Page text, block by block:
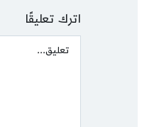
اترك تعليقًا
Comment